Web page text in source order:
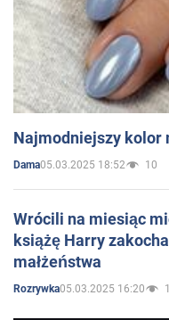
Najmodniejszy kolor
Dama05.03.2025 18:52 10
Wrócili na miesiąc
książę Harry
małżeństwa
Rozrywka05.03.2025 16:20 1